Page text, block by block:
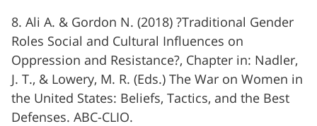
8. Ali A. & Gordon N. (2018) ?Traditional Gender
Roles Social and Cultural Influences on
Oppression and Resistance?, Chapter in: Nadler,
J. T., & Lowery, M. R. (Eds.) The War on Women in
the United States: Beliefs, Tactics, and the Best
Defenses. ABC-CLIO.